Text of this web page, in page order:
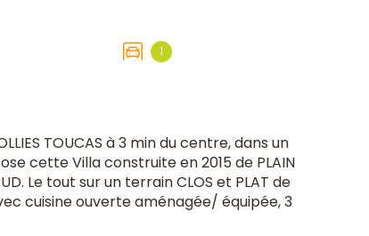
1
TOUCAS à 3 min du centre, dans un
cette Villa construite en 2015 de PLAIN
Le tout sur un terrain CLOS et PLAT de
cuisine ouverte aménagée/ équipée, 3